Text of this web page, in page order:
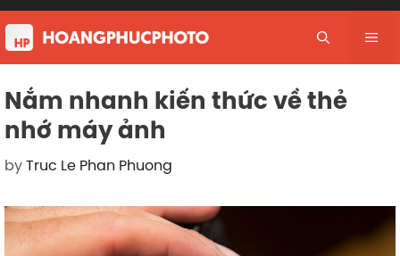
Skip
to
content
Nắm nhanh kiến thức về thẻ
nhớ máy ảnh
byTruc Le Phan Phuong